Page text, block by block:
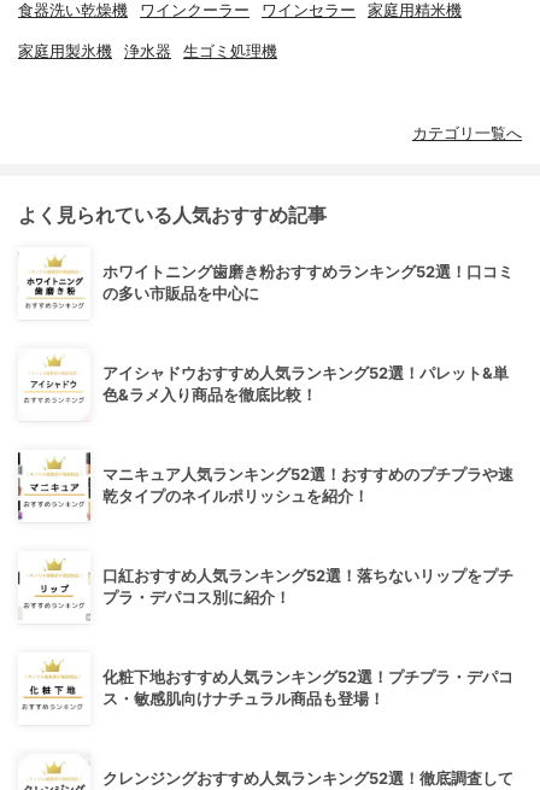
食器洗い乾燥機 ワインクーラー ワインセラー 家庭用精米機
家庭用製氷機 浄水器 生ゴミ処理機
カテゴリ一覧へ
よく見られている人気おすすめ記事
ホワイトニング歯磨き粉おすすめランキング52選！口コミ
の多い市販品を中心に
アイシャドウおすすめ人気ランキング52選！パレット&単
色&ラメ入り商品を徹底比較！
マニキュア人気ランキング52選！おすすめのプチプラや速
乾タイプのネイルポリッシュを紹介！
口紅おすすめ人気ランキング52選！落ちないリップをプチ
プラ・デパコス別に紹介！
化粧下地おすすめ人気ランキング52選！プチプラ・デパコ
ス・敏感肌向けナチュラル商品も登場！
クレンジングおすすめ人気ランキング52選！徹底調査して